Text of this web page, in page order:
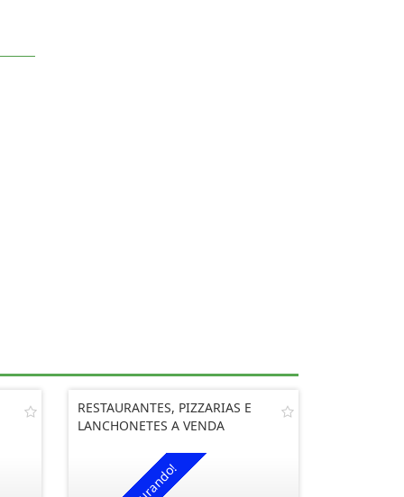
RESTAURANTES, PIZZARIAS E
LANCHONETES A VENDA